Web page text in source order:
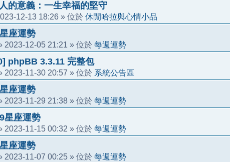
的意義：一生幸福的堅守
12-13 18:26 » 位於 休閒哈拉與心情小品
座運勢
2023-12-05 21:21 » 位於 每週運勢
phpBB 3.3.11 完整包
2023-11-30 20:57 » 位於 系統公告區
座運勢
2023-11-29 21:38 » 位於 每週運勢
星座運勢
2023-11-15 00:32 » 位於 每週運勢
座運勢
2023-11-07 00:25 » 位於 每週運勢